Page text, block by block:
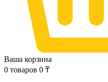
Ваша корзина
0 товаров 0 ₸